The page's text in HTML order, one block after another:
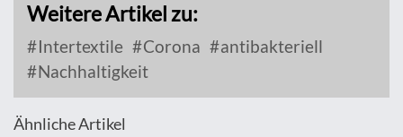
Weitere Artikel zu:
Intertextile Corona
antibakteriell
Nachhaltigkeit
Ähnliche Artikel